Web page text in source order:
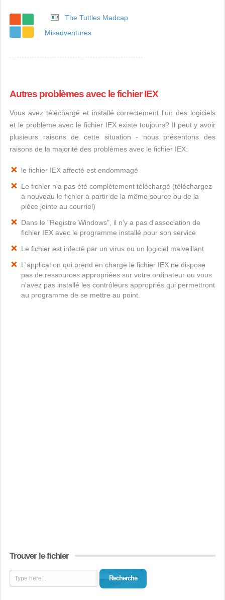
The Tuttles Madcap
Misadventures
Autres problèmes avec le fichier IEX
Vous avez téléchargé et installé correctement l'un des logiciels
et le problème avec le fichier IEX existe toujours? Il peut y avoir
plusieurs raisons de cette situation - nous présentons des
raisons de la majorité des problèmes avec le fichier IEX:
le fichier IEX affecté est endommagé
Le fichier n'a pas été complètement téléchargé (téléchargez
à nouveau le fichier à partir de la même source ou de la
pièce jointe au courriel)
Dans le "Registre Windows", il n'y a pas d'association de
fichier IEX avec le programme installé pour son service
Le fichier est infecté par un virus ou un logiciel malveillant
L'application qui prend en charge le fichier IEX ne dispose
pas de ressources appropriées sur votre ordinateur ou vous
n'avez pas installé les contrôleurs appropriés qui permettront
au programme de se mettre au point.
Trouver le fichier
Recherche